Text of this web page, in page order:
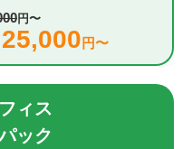
円〜
25,000 円〜
ィス
ック